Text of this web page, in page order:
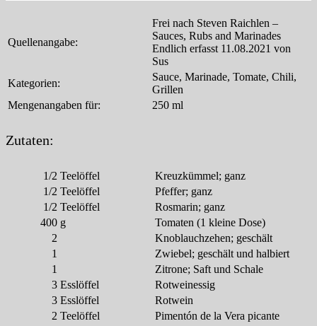
Quellenangabe:
Frei nach Steven Raichlen –
Sauces, Rubs and Marinades
Endlich erfasst 11.08.2021 von
Sus
Kategorien:
Sauce, Marinade, Tomate, Chili,
Grillen
Mengenangaben für:
250 ml
Zutaten:
1/2 Teelöffel
Kreuzkümmel; ganz
1/2 Teelöffel
Pfeffer; ganz
1/2 Teelöffel
Rosmarin; ganz
400 g
Tomaten (1 kleine Dose)
2
Knoblauchzehen; geschält
1
Zwiebel; geschält und halbiert
1
Zitrone; Saft und Schale
3 Esslöffel
Rotweinessig
3 Esslöffel
Rotwein
2 Teelöffel
Pimentón de la Vera picante